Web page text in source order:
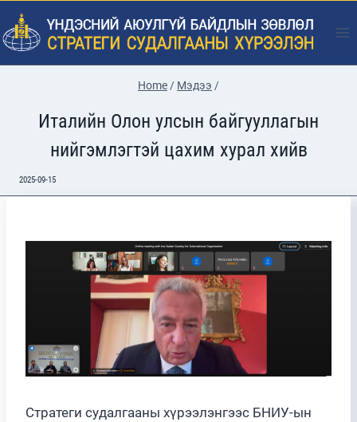
Skip
to
content
Home/ Мэдээ /
Италийн Олон улсын байгууллагын
нийгэмлэгтэй цахим хурал хийв
2025-09-15
Стратеги судалгааны хүрээлэнгээс БНИУ-ын